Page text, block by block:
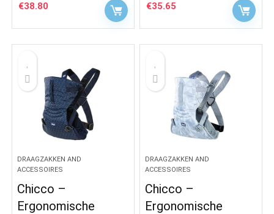
€38.80 €35.65
DRAAGZAKKEN AND
ACCESSOIRES
Chicco –
Ergonomische
DRAAGZAKKEN AND
ACCESSOIRES
Chicco –
Ergonomische